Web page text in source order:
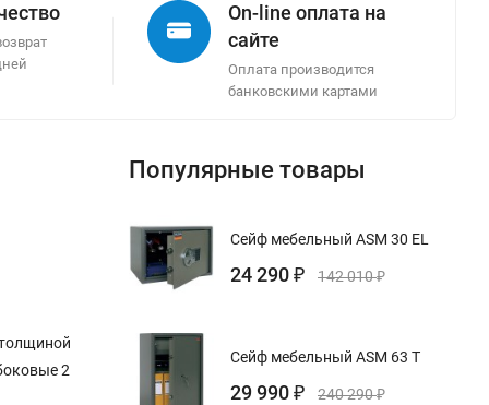
On-line оплата на
сайте
Оплата производится
банковскими картами
2
Популярные товары
Сейф мебельный ASM 30 EL
24 290 ₽ 142 010₽
Сейф мебельный ASM 63 T
29 990 ₽ 240 290₽